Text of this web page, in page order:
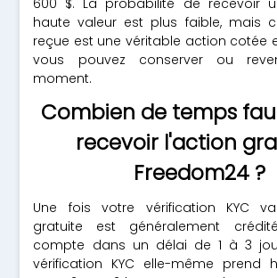
600 $. La probabilité de recevoir
haute valeur est plus faible, mais
reçue est une véritable action cotée
vous pouvez conserver ou
moment.
Combien de temps
recevoir l'action
Freedom24 ?
Une fois votre vérification KYC
gratuite est généralement
compte dans un délai de 1 à 3
vérification KYC elle-même prend